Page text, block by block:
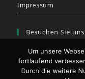
Impressum
Besuchen Sie
Um unsere
fortlaufend
Durch die weitere